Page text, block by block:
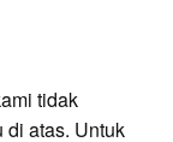
tidak
atas. Untuk